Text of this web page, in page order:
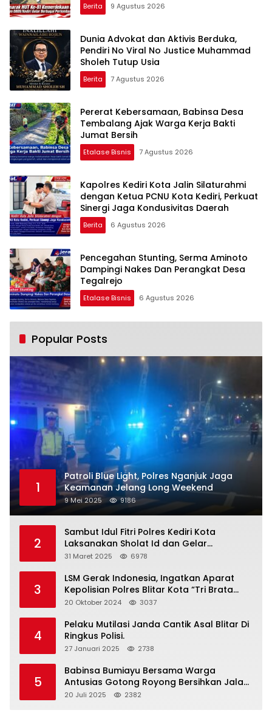
Berita 9 Agustus 2026
Dunia Advokat dan Aktivis Berduka,
Pendiri No Viral No Justice Muhammad
Sholeh Tutup Usia
Berita 7 Agustus 2026
Pererat Kebersamaan, Babinsa Desa
Tembalang Ajak Warga Kerja Bakti
Jumat Bersih
Etalase Bisnis 7 Agustus 2026
Kapolres Kediri Kota Jalin Silaturahmi
dengan Ketua PCNU Kota Kediri, Perkuat
Sinergi Jaga Kondusivitas Daerah
Berita 6 Agustus 2026
Pencegahan Stunting, Serma Aminoto
Dampingi Nakes Dan Perangkat Desa
Tegalrejo
Etalase Bisnis 6 Agustus 2026
Popular Posts
1
Patroli Blue Light, Polres Nganjuk Jaga
Keamanan Jelang Long Weekend
9 Mei 2025 9186
2
Sambut Idul Fitri Polres Kediri Kota
Laksanakan Sholat Id dan Gelar
Halalbihalal
31 Maret 2025 6978
3
LSM Gerak Indonesia, Ingatkan Aparat
Kepolisian Polres Blitar Kota “Tri Brata
Polri” Harus Diamalkan
20 Oktober 2024 3037
4
Pelaku Mutilasi Janda Cantik Asal Blitar Di
Ringkus Polisi.
27 Januari 2025 2738
5
Babinsa Bumiayu Bersama Warga
Antusias Gotong Royong Bersihkan Jalan
Dusun Banaran
20 Juli 2025 2382